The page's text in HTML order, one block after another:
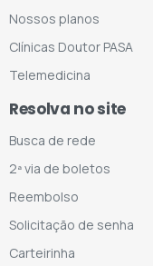
Nossos planos
Clínicas Doutor PASA
Telemedicina
Resolva no site
Busca de rede
2ª via de boletos
Reembolso
Solicitação de senha
Carteirinha